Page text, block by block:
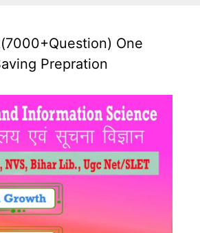
One
Prepration